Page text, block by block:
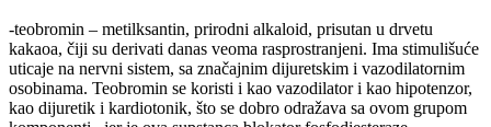
-teobromin – metilksantin, prirodni alkaloid, prisutan u drvetu
kakaoa, čiji su derivati danas veoma rasprostranjeni. Ima stimulišuće
uticaje na nervni sistem, sa značajnim dijuretskim i vazodilatornim
osobinama. Teobromin se koristi i kao vazodilator i kao hipotenzor,
kao dijuretik i kardiotonik, što se dobro odražava sa ovom grupom